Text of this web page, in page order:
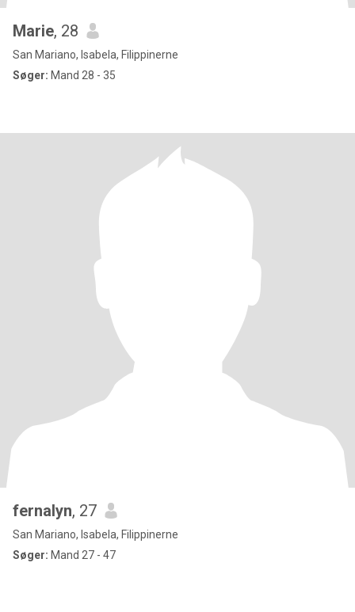
Marie, 28
San Mariano, Isabela, Filippinerne
Søger: Mand 28 - 35
fernalyn, 27
San Mariano, Isabela, Filippinerne
Søger: Mand 27 - 47